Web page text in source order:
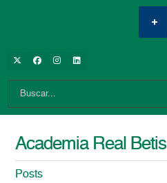
Academia Real Betis
Posts